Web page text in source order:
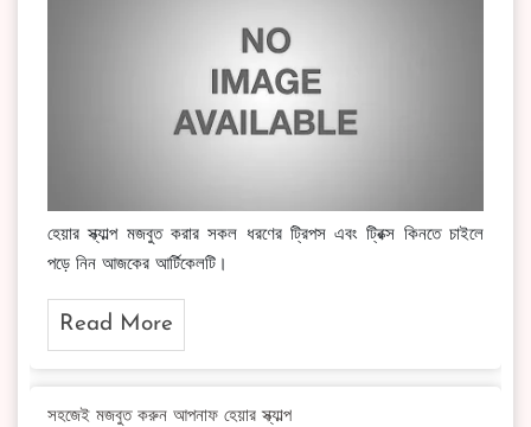
হেয়ার স্ক্যাল্প মজবুত করার সকল ধরণের ট্রিপস এবং ট্রিক্স কিনতে চাইলে
পড়ে নিন আজকের আর্টিকেলটি।
Read More
সহজেই মজবুত করুন আপনাফ হেয়ার স্ক্যাল্প